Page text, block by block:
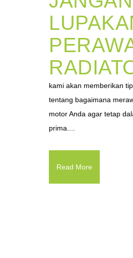
kami akan memberikan
tentang bagaimana
motor Anda agar tetap
prima....
Read More